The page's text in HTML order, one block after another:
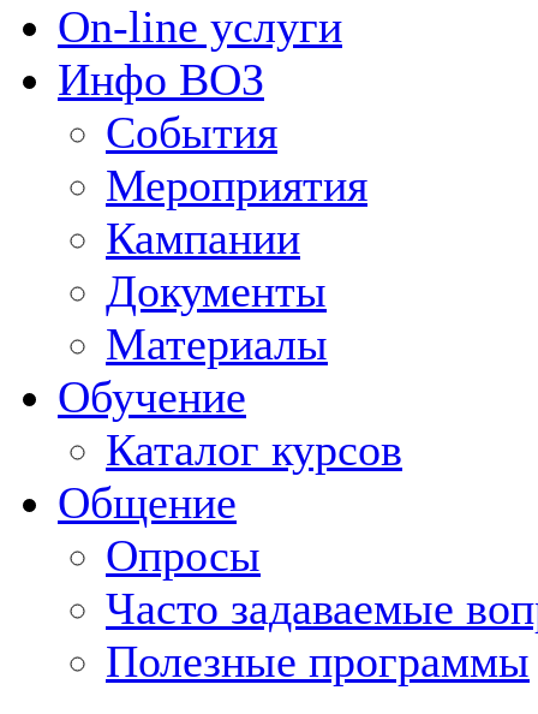
On-line услуги
Инфо ВОЗ
События
Мероприятия
Кампании
Документы
Материалы
Обучение
Каталог курсов
Общение
Опросы
Часто задаваемые
Полезные программы